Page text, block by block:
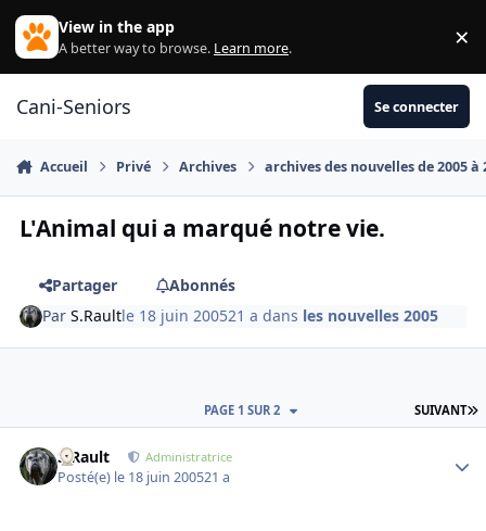
Aller au contenu
View in the app
A better way to browse. Learn more. ×
Cani-Seniors Se connecter
Accueil Privé Archives archives des nouvelles de 2005 à
L'Animal qui a marqué notre vie.
Partager
Abonnés
ParS.Raultle 18 juin 200521 a dans les nouvelles 2005
SUIVANT
PAGE 1 SUR 2
S.Rault Administratrice
Posté(e) le 18 juin 200521 a